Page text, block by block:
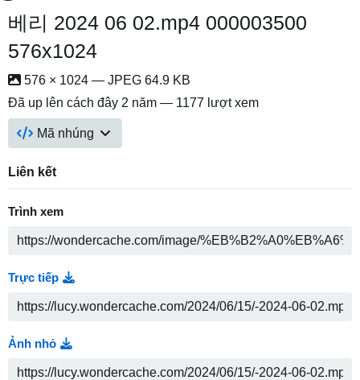
베리 2024 06 02.mp4 000003500
576x1024
576 × 1024 — JPEG 64.9 KB
Đã up lên cách đây 2 năm — 1177 lượt xem
Mã nhúng
Liên kết
Trình xem
Trực tiếp
Ảnh nhỏ